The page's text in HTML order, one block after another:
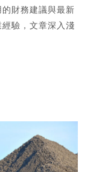
財務建議與最新
驗，文章深入淺